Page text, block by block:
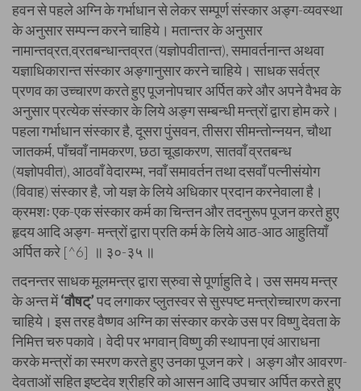
हवन से पहले अग्नि के गर्भाधान से लेकर सम्पूर्ण संस्कार अङ्ग-व्यवस्था
के अनुसार सम्पन्न करने चाहिये। मतान्तर के अनुसार
नामान्तव्रत,व्रतबन्धान्तव्रत (यज्ञोपवीतान्त), समावर्तनान्त अथवा
यज्ञाधिकारान्त संस्कार अङ्गानुसार करने चाहिये। साधक सर्वत्र
प्रणव का उच्चारण करते हुए पूजनोपचार अर्पित करे और अपने वैभव के
अनुसार प्रत्येक संस्कार के लिये अङ्ग सम्बन्धी मन्त्रों द्वारा होम करे।
पहला गर्भाधान संस्कार है, दूसरा पुंसवन, तीसरा सीमन्तोन्नयन, चौथा
जातकर्म, पाँचवाँ नामकरण, छठा चूडाकरण, सातवाँ व्रतबन्ध
(यज्ञोपवीत), आठवाँ वेदारम्भ, नवाँ समावर्तन तथा दसवाँ पत्नीसंयोग
(विवाह) संस्कार है, जो यज्ञ के लिये अधिकार प्रदान करनेवाला है।
क्रमशः एक-एक संस्कार कर्म का चिन्तन और तदनुरूप पूजन करते हुए
हृदय आदि अङ्ग- मन्त्रों द्वारा प्रति कर्म के लिये आठ-आठ आहुतियाँ
अर्पित करे [^6] ॥ ३०-३५ ॥
तदनन्तर साधक मूलमन्त्र द्वारा स्रुवा से पूर्णाहुति दे। उस समय मन्त्र
के अन्त में‘वौषट्’पद लगाकर प्लुतस्वर से सुस्पष्ट मन्त्रोच्चारण करना
चाहिये। इस तरह वैष्णव अग्नि का संस्कार करके उस पर विष्णु देवता के
निमित्त चरु पकावे। वेदी पर भगवान् विष्णु की स्थापना एवं आराधना
करके मन्त्रों का स्मरण करते हुए उनका पूजन करे। अङ्ग और आवरण-
देवताओं सहित इष्टदेव श्रीहरि को आसन आदि उपचार अर्पित करते हुए